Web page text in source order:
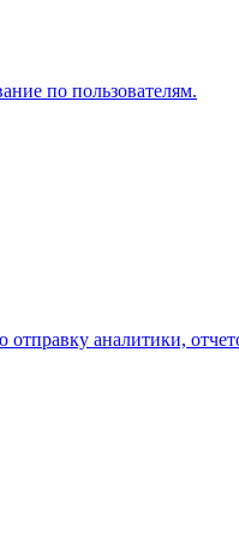
по пользователям.
аналитики,